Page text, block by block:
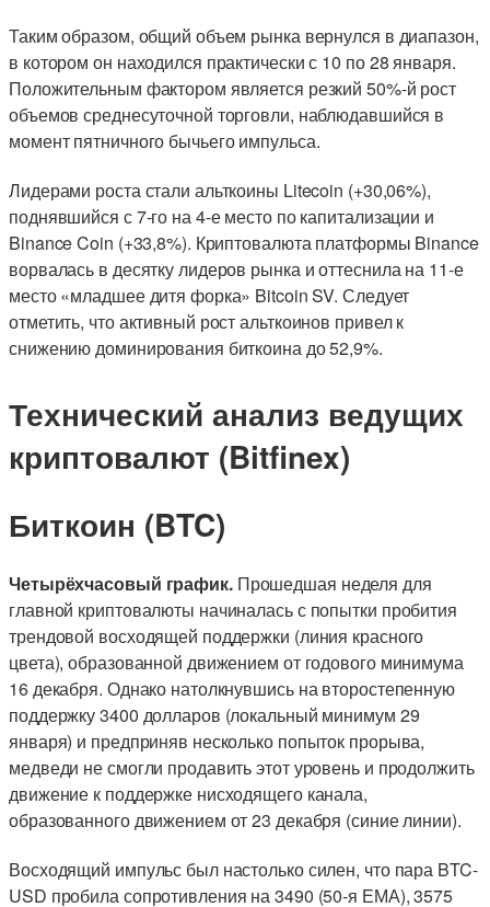
Таким образом, общий объем рынка вернулся в диапазон,
в котором он находился практически с 10 по 28 января.
Положительным фактором является резкий 50%-й рост
объемов среднесуточной торговли, наблюдавшийся в
момент пятничного бычьего импульса.
Лидерами роста стали альткоины Litecoin (+30,06%),
поднявшийся с 7-го на 4-е место по капитализации и
Binance Coin (+33,8%). Криптовалюта платформы Binance
ворвалась в десятку лидеров рынка и оттеснила на 11-е
место «младшее дитя форка» Bitcoin SV. Следует
отметить, что активный рост альткоинов привел к
снижению доминирования биткоина до 52,9%.
Технический анализ ведущих
криптовалют (Bitfinex)
Биткоин (BTC)
Четырёхчасовый график.Прошедшая неделя для
главной криптовалюты начиналась с попытки пробития
трендовой восходящей поддержки (линия красного
цвета), образованной движением от годового минимума
16 декабря. Однако натолкнувшись на второстепенную
поддержку 3400 долларов (локальный минимум 29
января) и предприняв несколько попыток прорыва,
медведи не смогли продавить этот уровень и продолжить
движение к поддержке нисходящего канала,
образованного движением от 23 декабря (синие линии).
Восходящий импульс был настолько силен, что пара BTC-
USD пробила сопротивления на 3490 (50-я ЕМА), 3575